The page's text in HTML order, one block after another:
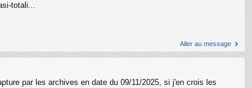
totali...
Aller au message
par les archives en date du 09/11/2025, si j'en crois les